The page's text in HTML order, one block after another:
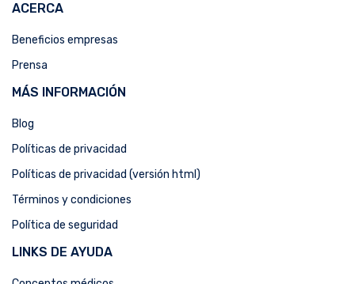
ACERCA
Beneficios empresas
Prensa
MÁS INFORMACIÓN
Blog
Políticas de privacidad
Políticas de privacidad (versión html)
Términos y condiciones
Política de seguridad
LINKS DE AYUDA